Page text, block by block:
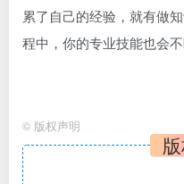
累了自己的经验，就有做
程中，你的专业技能也会
© 版权声明